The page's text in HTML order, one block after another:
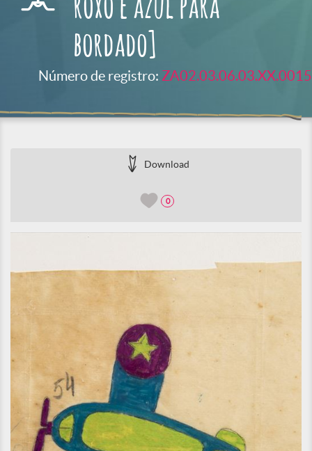
roxo e azul para
bordado]
Número de registro: ZA02.03.06.03.XX.0015
Download
0